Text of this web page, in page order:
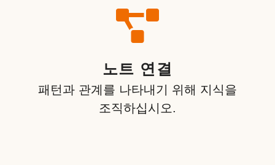
노트 연결
패턴과 관계를 나타내기 위해 지식을
조직하십시오.